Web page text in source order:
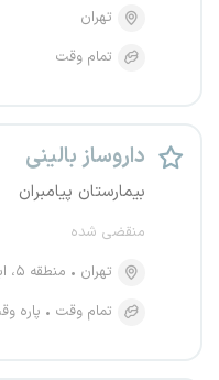
تهران
تمام وقت
داروساز بالینی
بیمارستان پیامبران
منقضی شده
تهران
منطقه ۵، اباذر
تمام وقت
پاره